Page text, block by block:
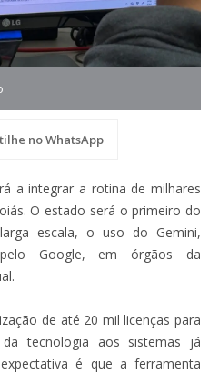
no WhatsApp
a integrar a rotina de milhares
O estado será o primeiro do
escala, o uso do Gemini,
pelo Google, em órgãos da
de até 20 mil licenças para
tecnologia aos sistemas já
é que a ferramenta